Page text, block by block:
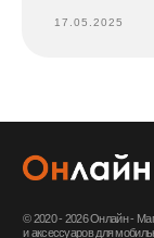
17.05.2025